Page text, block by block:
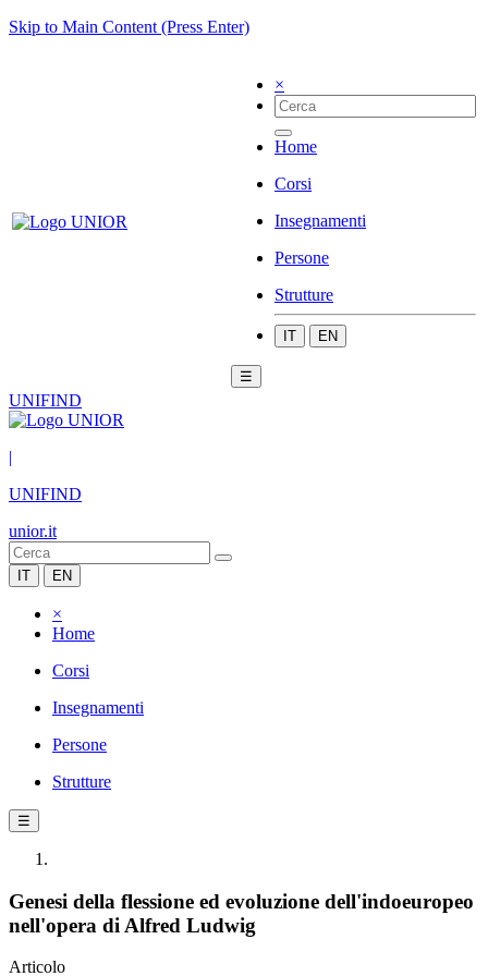
Skip to Main Content (Press Enter)
×
Home
Corsi
Insegnamenti
Persone
Strutture
IT EN
☰
UNIFIND
|
UNIFIND
unior.it
IT EN
×
Home
Corsi
Insegnamenti
Persone
Strutture
☰
Genesi della flessione ed evoluzione dell'indoeuropeo
nell'opera di Alfred Ludwig
Articolo